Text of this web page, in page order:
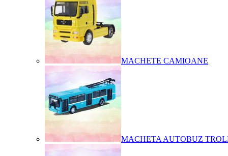
MACHETE CAMIOANE
MACHETA AUTOBUZ